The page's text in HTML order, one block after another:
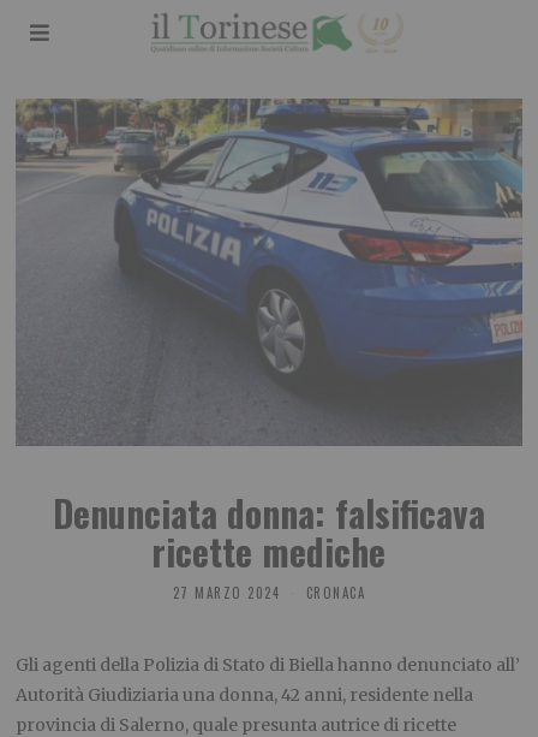
Denunciata donna: falsificava
ricette mediche
27 MARZO 2024 CRONACA
Gli agenti della Polizia di Stato di Biella hanno denunciato all’
Autorità Giudiziaria una donna, 42 anni, residente nella
provincia di Salerno, quale presunta autrice di ricette